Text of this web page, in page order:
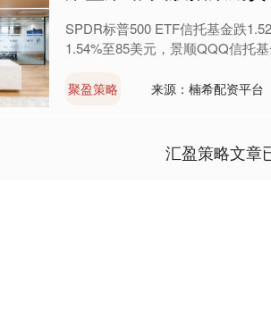
SPDR标普500 ETF信托基金跌
1.54%至85美元，景顺QQQ信托
聚盈策略 来源：楠希配资平台
汇盈策略文章